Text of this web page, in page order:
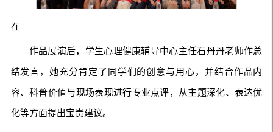
在
作品展演后，学生心理健康辅导中心主任石丹丹老师作总
结发言，她充分肯定了同学们的创意与用心，并结合作品内
容、科普价值与现场表现进行专业点评，从主题深化、表达优
化等方面提出宝贵建议。